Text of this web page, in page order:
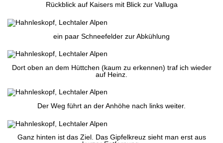
Rückblick auf Kaisers mit Blick zur Valluga
ein paar Schneefelder zur Abkühlung
Dort oben an dem Hüttchen (kaum zu erkennen) traf ich wieder
auf Heinz.
Der Weg führt an der Anhöhe nach links weiter.
Ganz hinten ist das Ziel. Das Gipfelkreuz sieht man erst aus